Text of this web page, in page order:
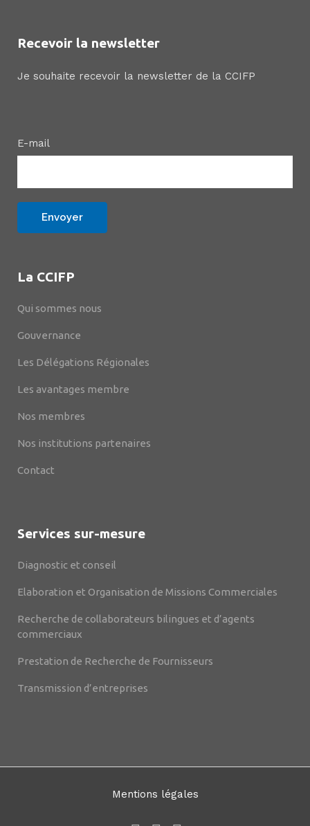
Recevoir la newsletter
Je souhaite recevoir la newsletter de la CCIFP
E-mail
La CCIFP
Qui sommes nous
Gouvernance
Les Délégations Régionales
Les avantages membre
Nos membres
Nos institutions partenaires
Contact
Services sur-mesure
Diagnostic et conseil
Elaboration et Organisation de Missions Commerciales
Recherche de collaborateurs bilingues et d’agents
commerciaux
Prestation de Recherche de Fournisseurs
Transmission d’entreprises
Mentions légales